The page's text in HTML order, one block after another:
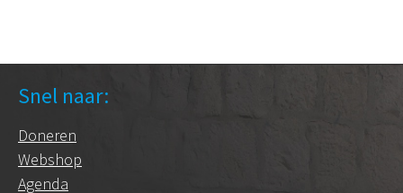
Snel naar:
Doneren
Webshop
Agenda